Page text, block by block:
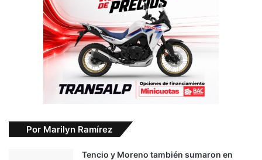
Por Marilyn Ramírez
Tencio y Moreno también sumaron en